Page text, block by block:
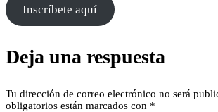
Inscríbete aquí
Deja una respuesta
Tu dirección de correo electrónico no será
obligatorios están marcados con *